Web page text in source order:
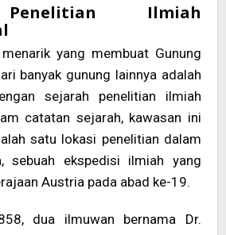
Ilmiah
yang membuat Gunung
banyak gunung lainnya adalah
sejarah penelitian ilmiah
catatan sejarah, kawasan ini
satu lokasi penelitian dalam
sebuah ekspedisi ilmiah yang
Austria pada abad ke-19.
dua ilmuwan bernama Dr.